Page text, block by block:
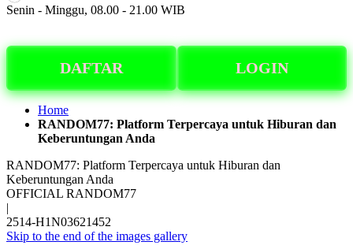
Senin - Minggu, 08.00 - 21.00 WIB
DAFTAR LOGIN
Home
RANDOM77: Platform Terpercaya untuk Hiburan dan
Keberuntungan Anda
RANDOM77: Platform Terpercaya untuk Hiburan dan
Keberuntungan Anda
OFFICIAL RANDOM77
|
2514-H1N03621452
Skip to the end of the images gallery